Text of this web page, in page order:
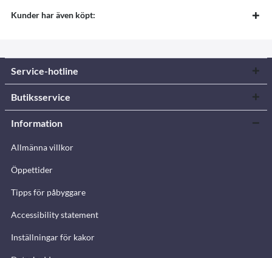
Kunder har även köpt:
Service-hotline
Butiksservice
Information
Allmänna villkor
Öppettider
Tipps för påbyggare
Accessibility statement
Inställningar för kakor